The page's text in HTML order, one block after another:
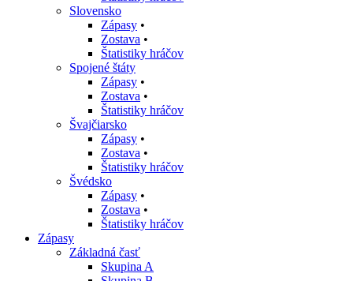
Slovensko
Zápasy •
Zostava •
Štatistiky hráčov
Spojené štáty
Zápasy •
Zostava •
Štatistiky hráčov
Švajčiarsko
Zápasy •
Zostava •
Štatistiky hráčov
Švédsko
Zápasy •
Zostava •
Štatistiky hráčov
Zápasy
Základná časť
Skupina A